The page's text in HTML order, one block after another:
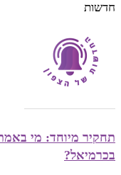
חדשות
תחקיר מיוחד: מי
בכרמיאל?